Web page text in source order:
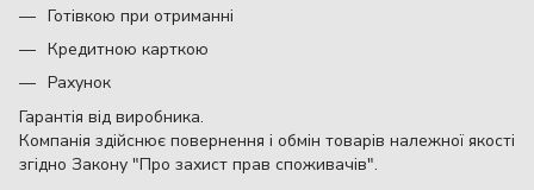
Готівкою при отриманні
Кредитною карткою
Рахунок
Гарантія від виробника.
Компанія здійснює повернення і обмін товарів належної якості
згідно Закону "Про захист прав споживачів".